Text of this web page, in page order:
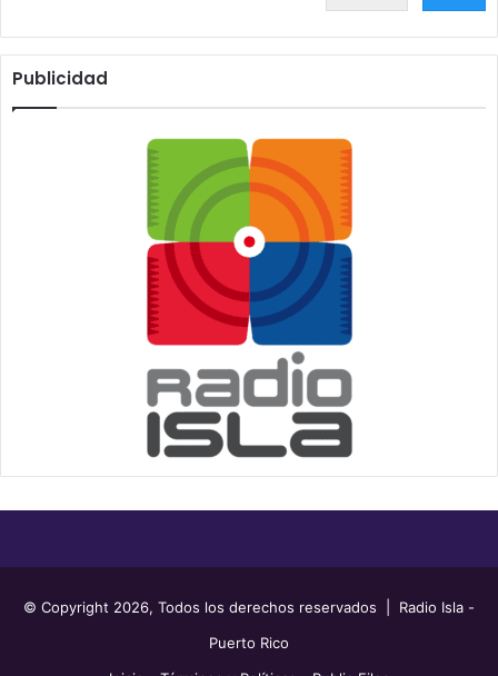
Publicidad
© Copyright 2026, Todos los derechos reservados | Radio Isla -
Puerto Rico